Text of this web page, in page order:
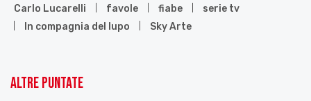
Carlo Lucarelli favole fiabe
serie tv
In compagnia del lupo
Sky Arte
Altre puntate